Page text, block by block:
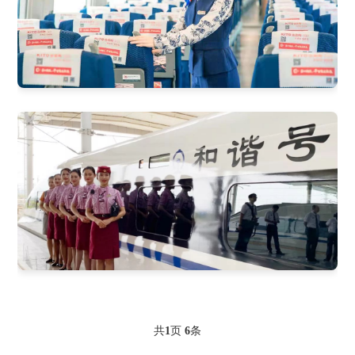
共1页 6条